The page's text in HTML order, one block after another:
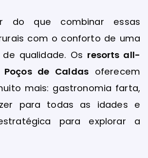
do que combinar essas
com o conforto de uma
qualidade. Os resorts all-
de Caldas oferecem
mais: gastronomia farta,
para todas as idades e
para explorar a